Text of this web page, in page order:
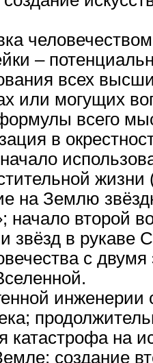
–
всех
или могущих
всего
в
на Землю
начало второй
звёзд в рукаве
с
катастрофа на
создание